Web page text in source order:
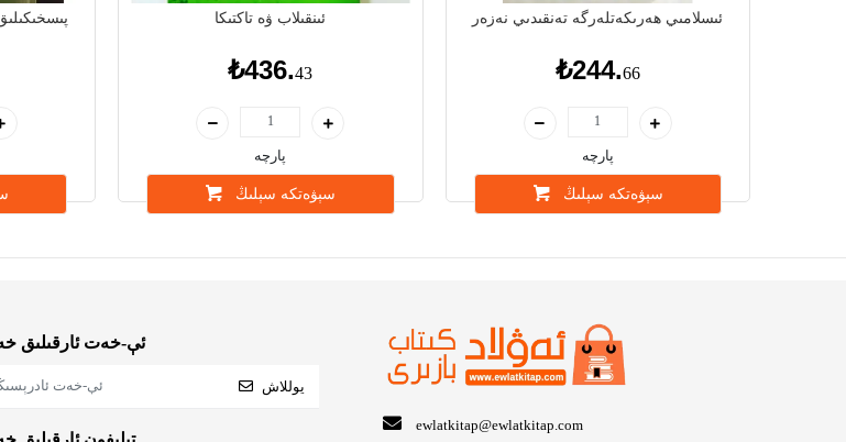
ئىنقىلاب ۋە تاكتىكا
₺436.43
پارچە
سېۋەتكە سېلىڭ
ئىسلامىي ھەرىكەتلەرگە تەنقىدىي نەزەر
₺244.66
پارچە
سېۋەتكە سېلىڭ
ewlatkitap@ewlatkitap.com
ئې-خەت ئارقىلىق
يوللاش